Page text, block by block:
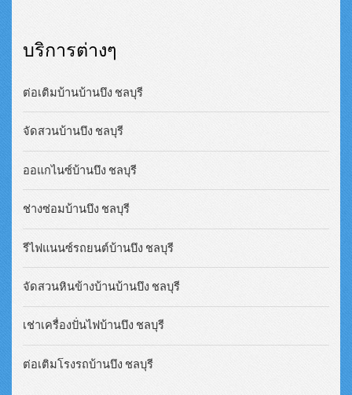
บริการต่างๆ
ต่อเติมบ้านบ้านบึง ชลบุรี
จัดสวนบ้านบึง ชลบุรี
ออแกไนซ์บ้านบึง ชลบุรี
ช่างซ่อมบ้านบึง ชลบุรี
รีไฟแนนซ์รถยนต์บ้านบึง ชลบุรี
จัดสวนหินข้างบ้านบ้านบึง ชลบุรี
เช่าเครื่องปั่นไฟบ้านบึง ชลบุรี
ต่อเติมโรงรถบ้านบึง ชลบุรี